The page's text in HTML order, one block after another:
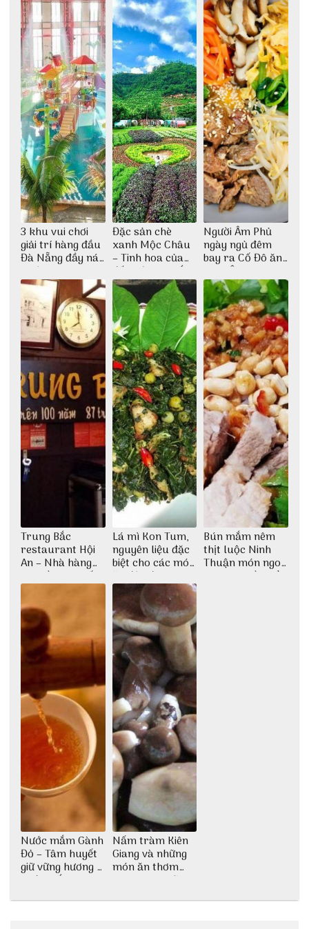
3 khu vui chơi
giải trí hàng đầu
Đà Nẵng đầy náo
nhiệt
Đặc sản chè
xanh Mộc Châu
– Tinh hoa của
đất trời Tây Bắc
Người Âm Phủ
ngày ngủ đêm
bay ra Cố Đô ăn
Cơm Âm Phủ
Huế
Trung Bắc
restaurant Hội
An – Nhà hàng
cao lầu có thiết
kế vô cùng ấn
tượng giữa lòng
phố Hội
Lá mì Kon Tum,
nguyên liệu đặc
biệt cho các món
ăn độc đáo
Bún mắm nêm
thịt luộc Ninh
Thuận món ngon
dân dã miền biển
Nước mắm Gành
Đỏ – Tâm huyết
giữ vững hương vị
nước mắm sau
Nấm tràm Kiên
Giang và những
món ăn thơm
ngon khó cưỡng